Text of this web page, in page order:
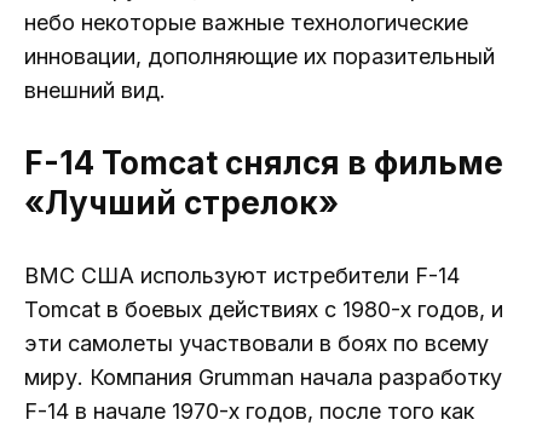
небо некоторые важные технологические
инновации, дополняющие их поразительный
внешний вид.
F-14 Tomcat снялся в фильме
«Лучший стрелок»
ВМС США используют истребители F-14
Tomcat в боевых действиях с 1980-х годов, и
эти самолеты участвовали в боях по всему
миру. Компания Grumman начала разработку
F-14 в начале 1970-х годов, после того как